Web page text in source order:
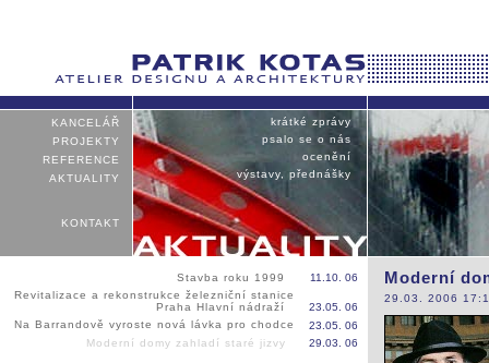
KANCELÁŘ
PROJEKTY
REFERENCE
AKTUALITY
KONTAKT
krátké zprávy
psalo se o nás
ocenění
výstavy, přednášky
Stavba roku 1999
11.10. 06
Revitalizace a rekonstrukce železniční stanice
Praha Hlavní nádraží
23.05. 06
Na Barrandově vyroste nová lávka pro chodce
23.05. 06
Moderní domy zahladí staré jizvy
29.03. 06
Moderní
29.03. 2006